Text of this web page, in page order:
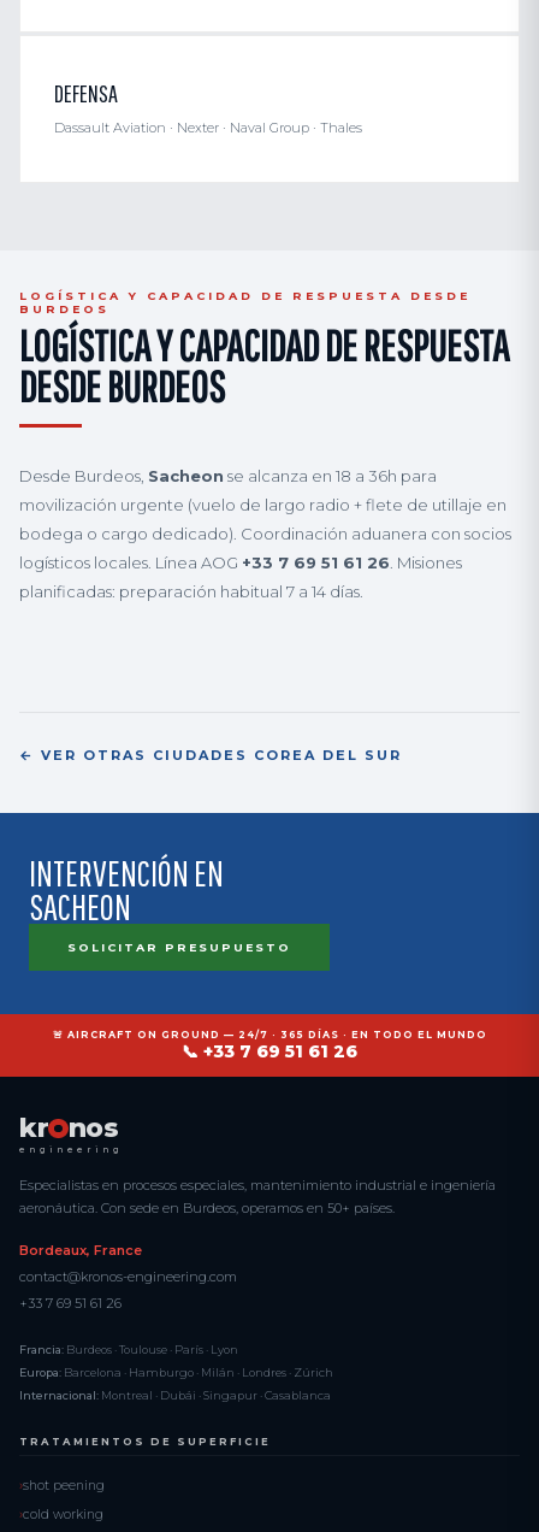
DEFENSA
Dassault Aviation · Nexter · Naval Group · Thales
LOGÍSTICA Y CAPACIDAD DE RESPUESTA DESDE
BURDEOS
LOGÍSTICA Y CAPACIDAD DE RESPUESTA
DESDE BURDEOS
Desde Burdeos, Sacheon se alcanza en 18 a 36h para
movilización urgente (vuelo de largo radio + flete de utillaje en
bodega o cargo dedicado). Coordinación aduanera con socios
logísticos locales. Línea AOG +33 7 69 51 61 26 . Misiones
planificadas: preparación habitual 7 a 14 días.
← VER OTRAS CIUDADES COREA DEL SUR
INTERVENCIÓN EN
SACHEON
SOLICITAR PRESUPUESTO
🚨 AIRCRAFT ON GROUND — 24/7 · 365 DÍAS · EN TODO EL MUNDO
📞 +33 7 69 51 61 26
kr nos
engineering
Especialistas en procesos especiales, mantenimiento industrial e ingeniería
aeronáutica. Con sede en Burdeos, operamos en 50+ países.
Bordeaux, France
contact@kronos-engineering.com
+33 7 69 51 61 26
Francia: Burdeos · Toulouse · París · Lyon
Europa: Barcelona · Hamburgo · Milán · Londres · Zúrich
Internacional: Montreal · Dubái · Singapur · Casablanca
TRATAMIENTOS DE SUPERFICIE
shot peening
cold working